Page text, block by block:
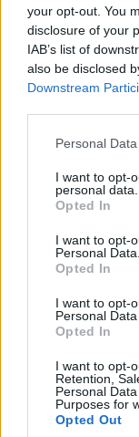
your opt-out. You
disclosure of your
IAB’s list of
also be disclosed
Downstream
Personal
I want to opt-
personal data.
Opted In
I want to opt-
Personal Data.
Opted In
I want to opt-
Personal
Opted In
I want to opt-
Retention,
Personal
Purposes for
Opted Out